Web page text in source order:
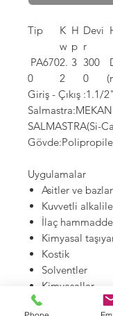
Tip
K
w
H
p
Devi
r
PA670
0
2.
2
3 300
0
Giriş - Çıkış :1.1/
SALMASTRA(Si-
Uygulamalar
Asitler ve bazlar
Kuvvetli
İlaç
Kimyasal
Kostik
Solventler
Kimyasallar
Ultra saf su